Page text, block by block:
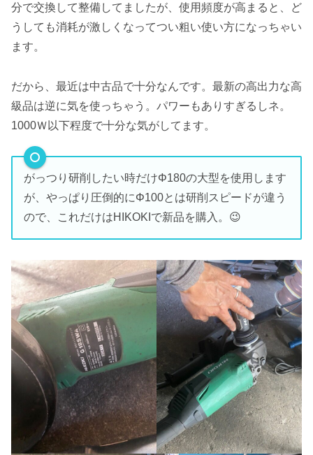
分で交換して整備してましたが、使用頻度が高まると、ど
うしても消耗が激しくなってつい粗い使い方になっちゃい
ます。
だから、最近は中古品で十分なんです。最新の高出力な高
級品は逆に気を使っちゃう。パワーもありすぎるしネ。
1000Ｗ以下程度で十分な気がしてます。
がっつり研削したい時だけΦ180の大型を使用します
が、やっぱり圧倒的にΦ100とは研削スピードが違う
ので、これだけはHIKOKIで新品を購入。😉